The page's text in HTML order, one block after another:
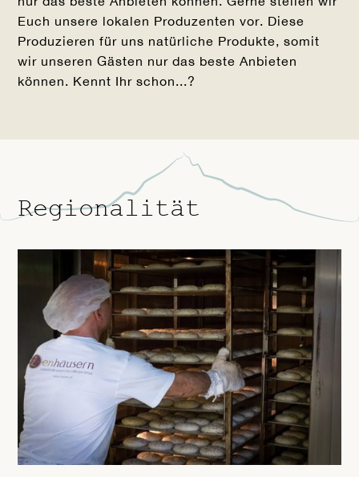
Euch unsere lokalen Produzenten vor. Diese
Produzieren für uns natürliche Produkte, somit
wir unseren Gästen nur das beste Anbieten
können. Kennt Ihr schon...?
Regionalität